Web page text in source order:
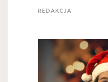
REDAKCJA